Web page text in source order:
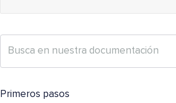
Primeros pasos